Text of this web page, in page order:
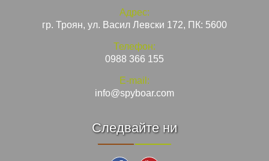
Адрес:
гр. Троян, ул. Васил Левски 172, ПК: 5600
Телефон:
0988 366 155
E-mail:
info@spyboar.com
Следвайте ни